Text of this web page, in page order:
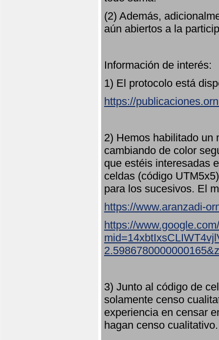
(2) Además,
aún abiertos a la
Información de interés:
1) El protocolo está
https://
2) Hemos habilitado un
cambiando de color
que estéis interesadas
celdas (código
para los sucesivos. El
https://www.aranzadi-
https://
3) Junto al código de
solamente censo
experiencia en censar
hagan censo